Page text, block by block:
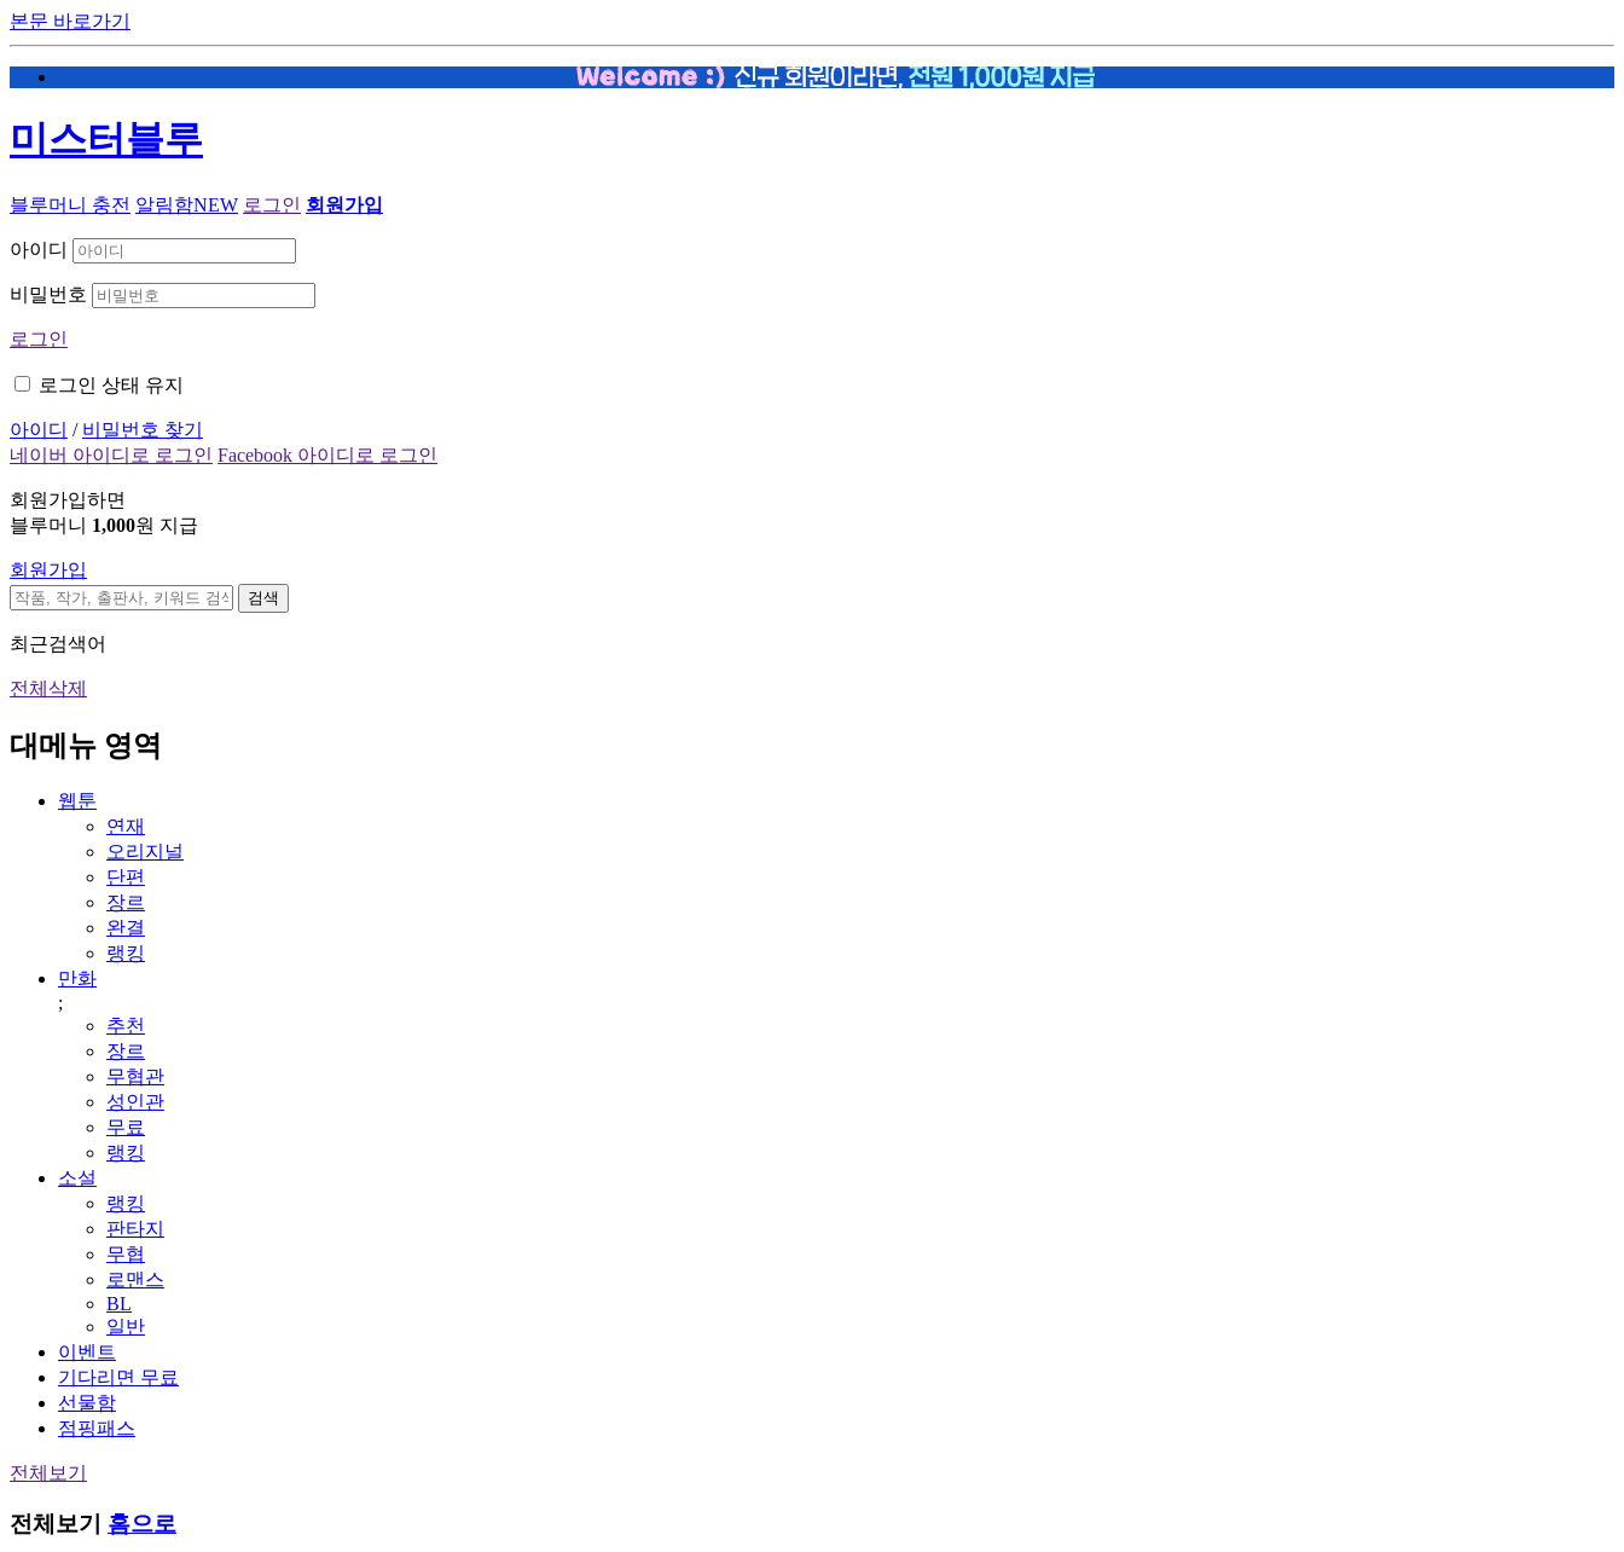
본문 바로가기
미스터블루
블루머니 충전 알림함NEW 로그인 회원가입
아이디
비밀번호
로그인
로그인 상태 유지
아이디 / 비밀번호 찾기
네이버 아이디로 로그인 Facebook 아이디로 로그인
회원가입하면
블루머니 1,000원 지급
회원가입
검색
최근검색어
전체삭제
대메뉴 영역
웹툰
연재
오리지널
단편
장르
완결
랭킹
만화
;
추천
장르
무협관
성인관
무료
랭킹
소설
랭킹
판타지
무협
로맨스
BL
일반
이벤트
기다리면 무료
선물함
점핑패스
전체보기
전체보기 홈으로